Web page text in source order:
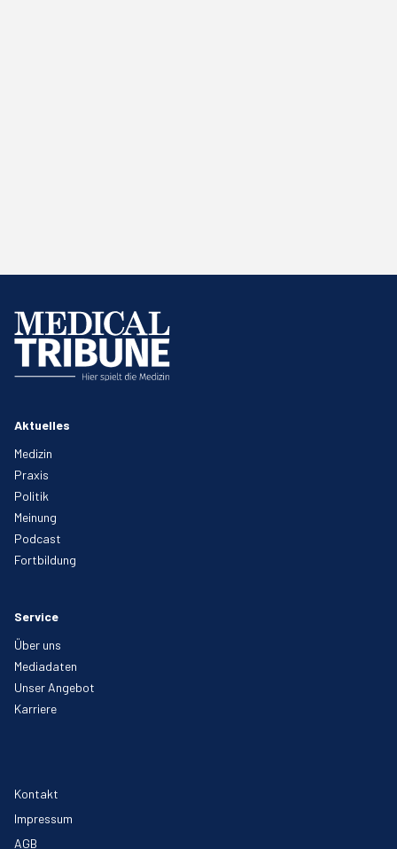
Aktuelles
Medizin
Praxis
Politik
Meinung
Podcast
Fortbildung
Service
Über uns
Mediadaten
Unser Angebot
Karriere
Kontakt
Impressum
AGB